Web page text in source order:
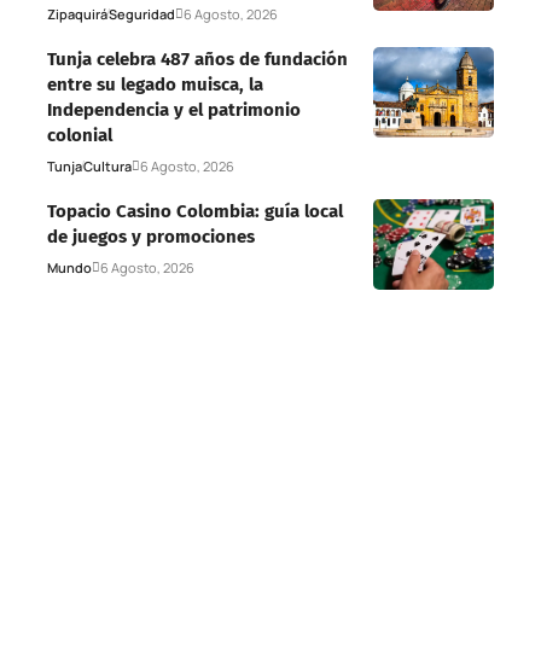
ZipaquiráSeguridad 6 Agosto, 2026
Tunja celebra 487 años de fundación
entre su legado muisca, la
Independencia y el patrimonio
colonial
TunjaCultura 6 Agosto, 2026
Topacio Casino Colombia: guía local
de juegos y promociones
Mundo 6 Agosto, 2026